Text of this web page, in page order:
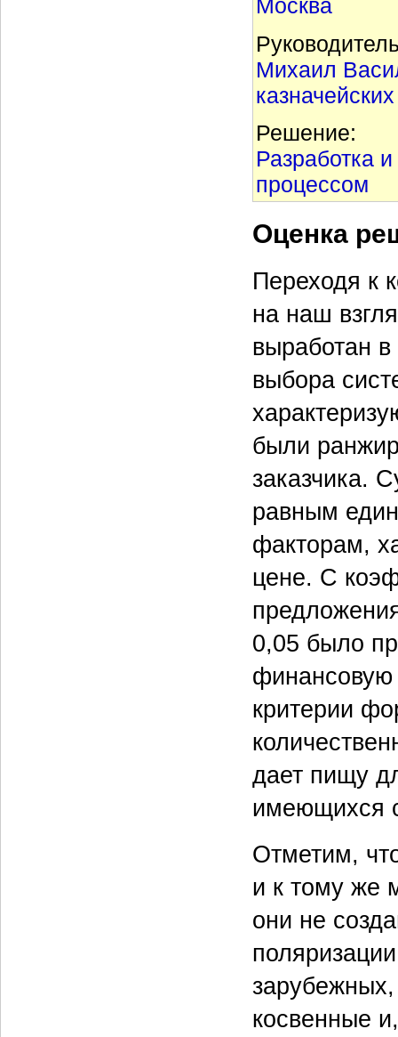
Москва
Михаил
Решение:
Разработка
процессом
Оценка
Переходя к
на наш
выработан
выбора
были
заказчика.
равным
факторам,
цене. С
0,05 было
финансовую
критерии
дает пищу
имеющихся
Отметим,
и к тому же
они не
зарубежных,
косвенные